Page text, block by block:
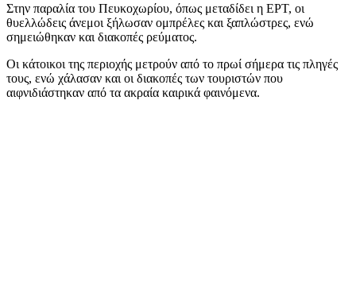
Στην παραλία του Πευκοχωρίου, όπως μεταδίδει η ΕΡΤ, οι
θυελλώδεις άνεμοι ξήλωσαν ομπρέλες και ξαπλώστρες, ενώ
σημειώθηκαν και διακοπές ρεύματος.
Οι κάτοικοι της περιοχής μετρούν από το πρωί σήμερα τις πληγές
τους, ενώ χάλασαν και οι διακοπές των τουριστών που
αιφνιδιάστηκαν από τα ακραία καιρικά φαινόμενα.